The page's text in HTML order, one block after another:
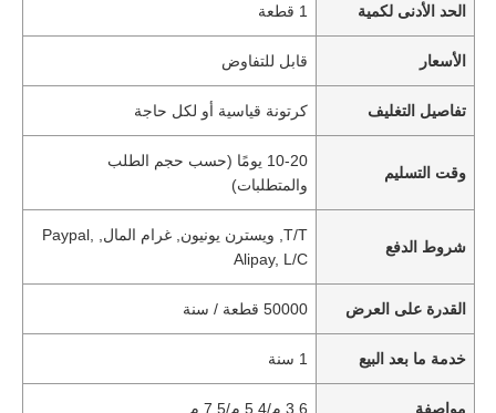
الحد الأدنى لكمية 1 قطعة
الأسعار قابل للتفاوض
تفاصيل التغليف كرتونة قياسية أو لكل حاجة
وقت التسليم
10-20 يومًا (حسب حجم الطلب
والمتطلبات)
شروط الدفع
T/T, ويسترن يونيون, غرام المال, Paypal,
Alipay, L/C
القدرة على العرض 50000 قطعة / سنة
خدمة ما بعد البيع 1 سنة
مواصفة 3.6 م/5.4 م/7.5 م